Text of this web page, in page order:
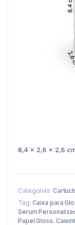
8,4 x 2,6 x 2,6
Categorias:
Tag: Caixa para
Serum
Papel Gloss,